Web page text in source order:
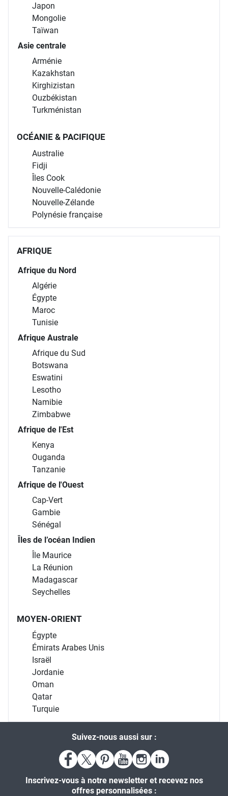
Japon
Mongolie
Taïwan
Asie centrale
Arménie
Kazakhstan
Kirghizistan
Ouzbékistan
Turkménistan
OCÉANIE & PACIFIQUE
Australie
Fidji
Îles Cook
Nouvelle-Calédonie
Nouvelle-Zélande
Polynésie française
AFRIQUE
Afrique du Nord
Algérie
Égypte
Maroc
Tunisie
Afrique Australe
Afrique du Sud
Botswana
Eswatini
Lesotho
Namibie
Zimbabwe
Afrique de l'Est
Kenya
Ouganda
Tanzanie
Afrique de l'Ouest
Cap-Vert
Gambie
Sénégal
Îles de l’océan Indien
Île Maurice
La Réunion
Madagascar
Seychelles
MOYEN-ORIENT
Égypte
Émirats Arabes Unis
Israël
Jordanie
Oman
Qatar
Turquie
Suivez-nous aussi sur :
Inscrivez-vous à notre newsletter et recevez nos
offres personnalisées :